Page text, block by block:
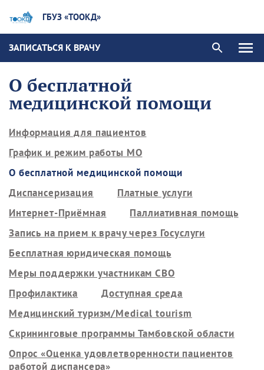
ГБУЗ «ТООКД»
ЗАПИСАТЬСЯ К ВРАЧУ
О бесплатной
медицинской помощи
Информация для пациентов
График и режим работы МО
О бесплатной медицинской помощи
Диспансеризация
Платные услуги
Интернет-Приёмная
Паллиативная помощь
Запись на прием к врачу через Госуслуги
Бесплатная юридическая помощь
Меры поддержки участникам СВО
Профилактика
Доступная среда
Медицинский туризм/Medical tourism
Скрининговые программы Тамбовской области
Опрос «Оценка удовлетворенности пациентов
работой диспансера»